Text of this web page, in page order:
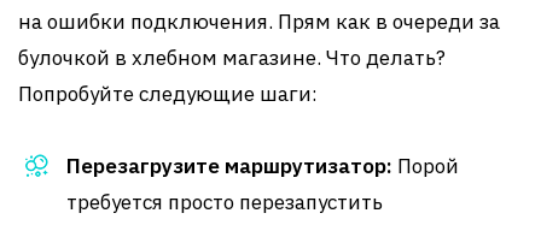
на ошибки подключения. Прям как в очереди за
булочкой в хлебном магазине. Что делать?
Попробуйте следующие шаги:
Перезагрузите маршрутизатор: Порой
требуется просто перезапустить